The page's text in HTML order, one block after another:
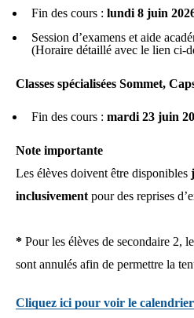
Fin des cours : lundi 8 juin
Session d’examens et aide
(Horaire détaillé avec le lien ci-
Classes spécialisées Sommet,
Fin des cours : mardi 23 juin
Note importante
Les élèves doivent être disponibles
inclusivement pour des reprises
* Pour les élèves de secondaire 2,
sont annulés afin de permettre la
Cliquez ici pour voir le calendrier